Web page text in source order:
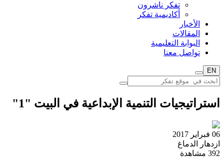
تفكر ناشرون
أكاديمية تفكر
الأخبار
المقالات
البوابة التعليمية
تواصل معنا
EN
استراتيجيات التنمية الإبداعية في البيت "1"
06 فبراير 2017
ازدهار الدماغ
392 مشاهدة